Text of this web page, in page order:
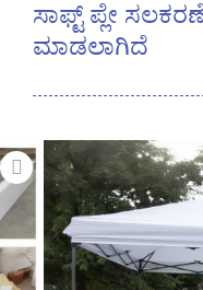
ಸಾಫ್ಟ್ ಪ್ಲೇ
ಮಾಡಲಾಗಿದೆ